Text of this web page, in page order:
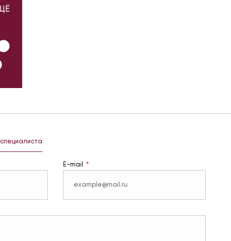
специалиста
E-mail